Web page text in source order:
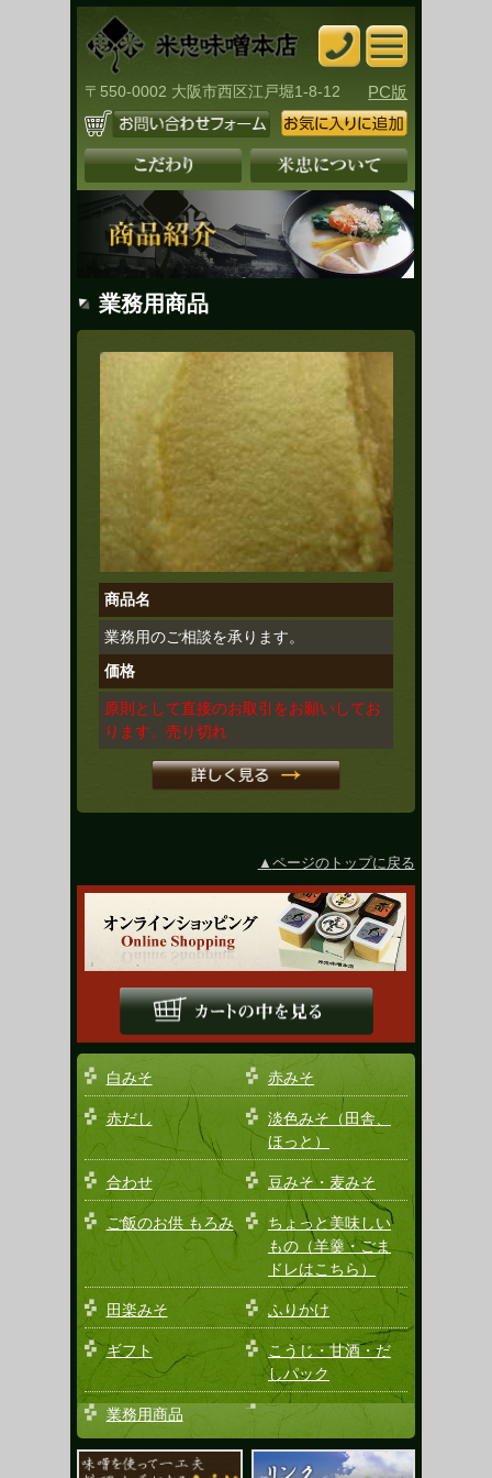
〒550-0002 大阪市西区江戸堀1-8-12 PC版
業務用商品
商品名
業務用のご相談を承ります。
価格
原則として直接のお取引をお願いしてお
ります。売り切れ
ページのトップに戻る
白みそ 赤みそ
赤だし
淡色みそ（田舎、
ほっと）
合わせ 豆みそ・麦みそ
ご飯のお供 もろみ
ちょっと美味しい
もの（羊羹・ごま
ドレはこちら）
田楽みそ ふりかけ
ギフト
こうじ・甘酒・だ
しパック
業務用商品